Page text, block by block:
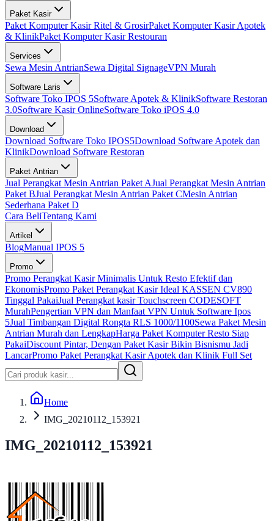
Paket Kasir
Paket Komputer Kasir Ritel & GrosirPaket Komputer Kasir Apotek
& KlinikPaket Komputer Kasir Restouran
Services
Sewa Mesin AntrianSewa Digital SignageVPN Murah
Software Laris
Software Toko IPOS 5Software Apotek & KlinikSoftware Restoran
3.0Software Kasir OnlineSoftware Toko iPOS 4.0
Download
Download Software Toko IPOS5Download Software Apotek dan
KlinikDownload Software Restoran
Paket Antrian
Jual Perangkat Mesin Antrian Paket AJual Perangkat Mesin Antrian
Paket BJual Perangkat Mesin Antrian Paket CMesin Antrian
Sederhana Paket D
Cara BeliTentang Kami
Artikel
BlogManual IPOS 5
Promo
Promo Perangkat Kasir Minimalis Untuk Resto Efektif dan
EkonomisPromo Paket Perangkat Kasir Ideal KASSEN CV890
Tinggal PakaiJual Perangkat kasir Touchscreen CODESOFT
MurahPengertian VPN dan Manfaat VPN Untuk Software Ipos
5Jual Timbangan Digital Rongta RLS 1000/1100Sewa Paket Mesin
Antrian Murah dan LengkapHarga Paket Komputer Resto Siap
PakaiDiscount Pintar, Dengan Paket Kasir Bikin Bisnismu Jadi
LancarPromo Paket Perangkat Kasir Apotek dan Klinik Full Set
Home
IMG_20210112_153921
IMG_20210112_153921